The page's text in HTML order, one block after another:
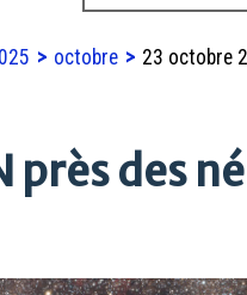
octobre 23 octobre
près des